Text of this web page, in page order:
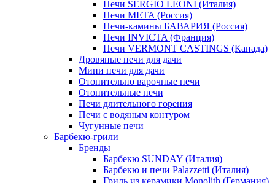
Печи SERGIO LEONI (Италия)
Печи META (Россия)
Печи-камины БАВАРИЯ (Россия)
Печи INVICTA (Франция)
Печи VERMONT CASTINGS (Канада)
Дровяные печи для дачи
Мини печи для дачи
Отопительно варочные печи
Отопительные печи
Печи длительного горения
Печи с водяным контуром
Чугунные печи
Барбекю-грили
Бренды
Барбекю SUNDAY (Италия)
Барбекю и печи Palazzetti (Италия)
Гриль из керамики Monolith (Германия)